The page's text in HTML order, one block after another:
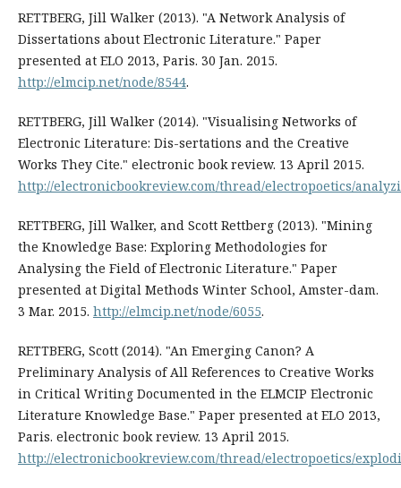
RETTBERG, Jill Walker (2013). "A Network Analysis of
Dissertations about Electronic Literature." Paper
presented at ELO 2013, Paris. 30 Jan. 2015.
http://elmcip.net/node/8544.
RETTBERG, Jill Walker (2014). "Visualising Networks of
Electronic Literature: Dis-sertations and the Creative
Works They Cite." electronic book review. 13 April 2015.
http://electronicbookreview.com/thread/electropoetics/
RETTBERG, Jill Walker, and Scott Rettberg (2013). "Mining
the Knowledge Base: Exploring Methodologies for
Analysing the Field of Electronic Literature." Paper
presented at Digital Methods Winter School, Amster-dam.
3 Mar. 2015. http://elmcip.net/node/6055.
RETTBERG, Scott (2014). "An Emerging Canon? A
Preliminary Analysis of All References to Creative Works
in Critical Writing Documented in the ELMCIP Electronic
Literature Knowledge Base." Paper presented at ELO 2013,
Paris. electronic book review. 13 April 2015.
http://electronicbookreview.com/thread/electropoetics/